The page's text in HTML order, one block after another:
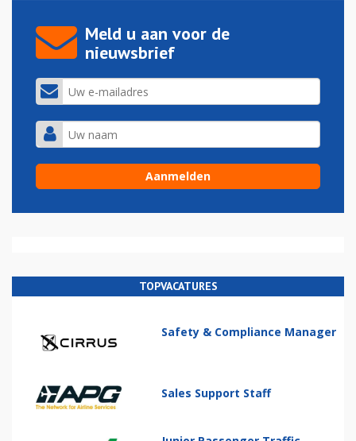
Meld u aan voor de
nieuwsbrief
TOPVACATURES
Safety & Compliance Manager
Sales Support Staff